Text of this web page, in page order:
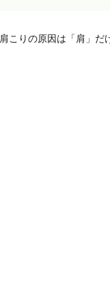
肩こりの原因は「肩」だ